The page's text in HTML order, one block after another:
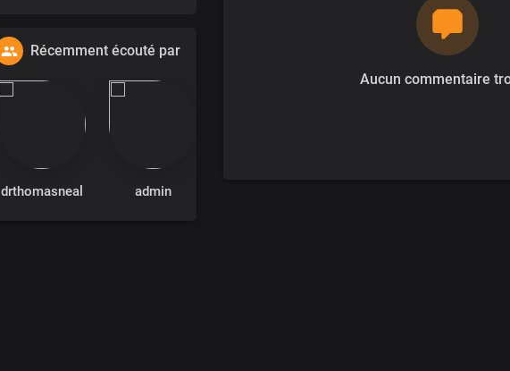
Aucun commentaire
Récemment écouté par
drthomasneal admin